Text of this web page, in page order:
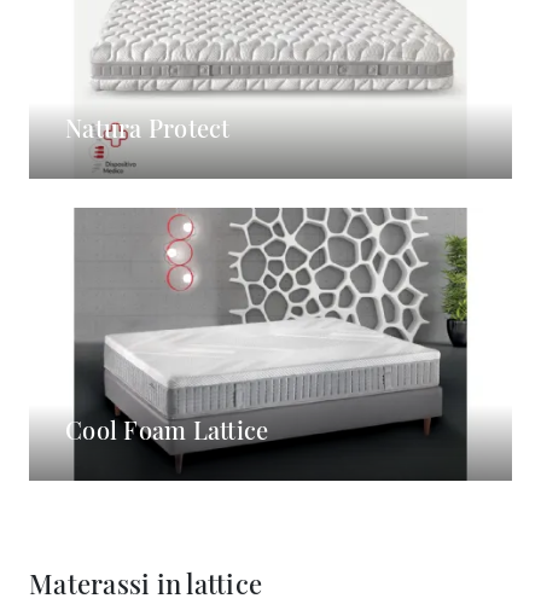
Natura Protect
Cool Foam Lattice
Materassi in lattice